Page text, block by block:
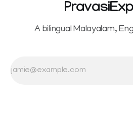
A bilingual Malayalam,